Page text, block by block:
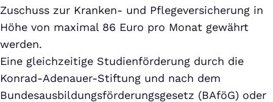
Zuschuss zur Kranken- und Pflegeversicherung in
Höhe von maximal 86 Euro pro Monat gewährt
werden.
Eine gleichzeitige Studienförderung durch die
Konrad-Adenauer-Stiftung und nach dem
Bundesausbildungsförderungsgesetz (BAföG) oder